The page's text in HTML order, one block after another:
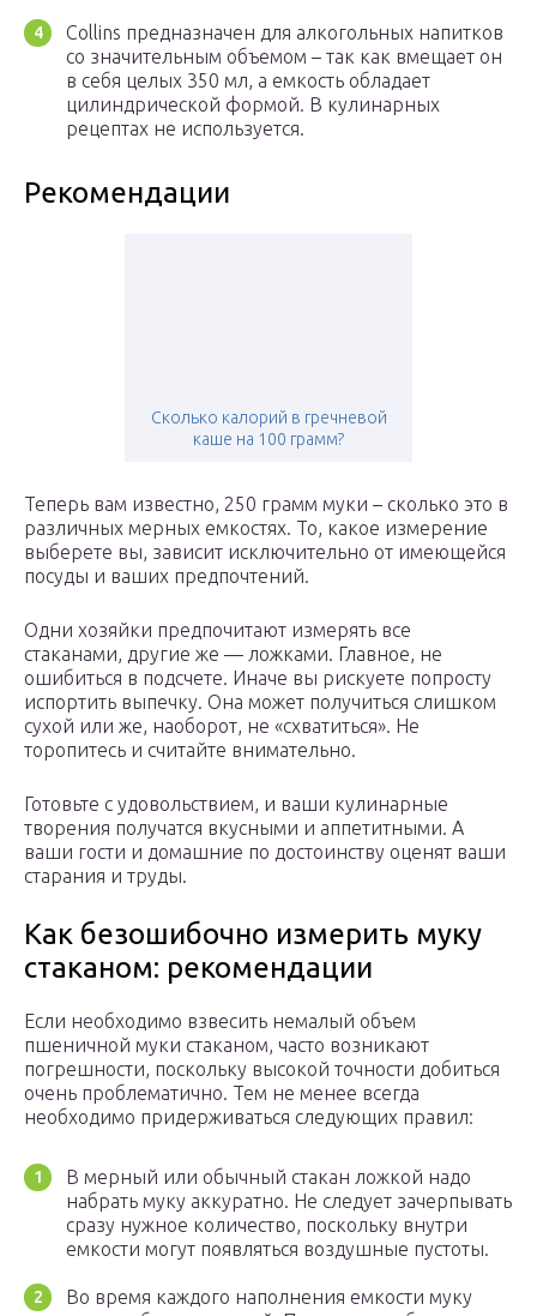
Collins предназначен для алкогольных напитков
со значительным объемом – так как вмещает он
в себя целых 350 мл, а емкость обладает
цилиндрической формой. В кулинарных
рецептах не используется.
Рекомендации
Сколько калорий в гречневой
каше на 100 грамм?
Теперь вам известно, 250 грамм муки – сколько это в
различных мерных емкостях. То, какое измерение
выберете вы, зависит исключительно от имеющейся
посуды и ваших предпочтений.
Одни хозяйки предпочитают измерять все
стаканами, другие же — ложками. Главное, не
ошибиться в подсчете. Иначе вы рискуете попросту
испортить выпечку. Она может получиться слишком
сухой или же, наоборот, не «схватиться». Не
торопитесь и считайте внимательно.
Готовьте с удовольствием, и ваши кулинарные
творения получатся вкусными и аппетитными. А
ваши гости и домашние по достоинству оценят ваши
старания и труды.
Как безошибочно измерить муку
стаканом: рекомендации
Если необходимо взвесить немалый объем
пшеничной муки стаканом, часто возникают
погрешности, поскольку высокой точности добиться
очень проблематично. Тем не менее всегда
необходимо придерживаться следующих правил:
В мерный или обычный стакан ложкой надо
набрать муку аккуратно. Не следует зачерпывать
сразу нужное количество, поскольку внутри
емкости могут появляться воздушные пустоты.
Во время каждого наполнения емкости муку